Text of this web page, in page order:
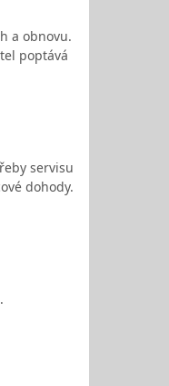
a obnovu.
poptává
servisu
dohody.